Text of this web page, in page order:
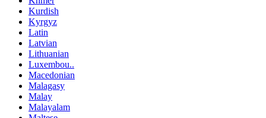
Kurdish
Kyrgyz
Latin
Latvian
Lithuanian
Luxembou..
Macedonian
Malagasy
Malay
Malayalam